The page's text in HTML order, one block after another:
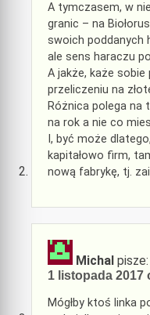
A tymczasem, w
granic – na
swoich poddanych
ale sens haraczu
A jakże, każe sobie
przeliczeniu na
Różnica polega na
na rok a nie co
I, być może
kapitałowo firm,
nową fabrykę, tj.
Michal pisze:
1 listopada 2017
Mógłby ktoś linka